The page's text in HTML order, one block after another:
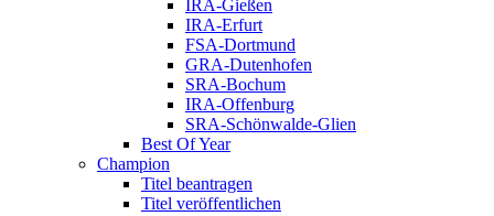
IRA-Gießen
IRA-Erfurt
FSA-Dortmund
GRA-Dutenhofen
SRA-Bochum
IRA-Offenburg
SRA-Schönwalde-Glien
Best Of Year
Champion
Titel beantragen
Titel veröffentlichen